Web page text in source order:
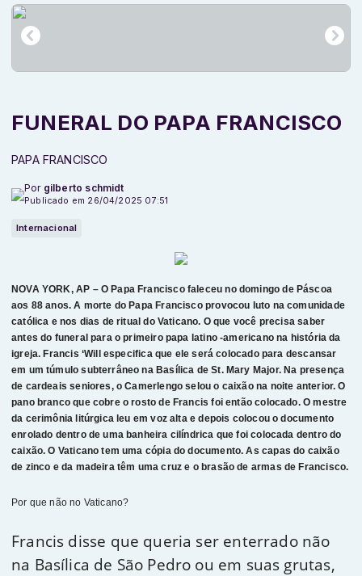
FUNERAL DO PAPA FRANCISCO
PAPA FRANCISCO
Por gilberto schmidt
Publicado em 26/04/2025 07:51
Internacional
NOVA YORK, AP – O Papa Francisco faleceu no domingo de Páscoa
aos 88 anos. A morte do Papa Francisco provocou luto na comunidade
católica e nos dias de ritual do Vaticano. O que você precisa saber
antes do funeral para o primeiro papa latino -americano na história da
igreja. Francis ‘Will especifica que ele será colocado para descansar
em um túmulo subterrâneo na Basílica de St. Mary Major. Na presença
de cardeais seniores, o Camerlengo selou o caixão na noite anterior. O
pano branco que cobre o rosto de Francis foi então colocado. O mestre
da cerimônia litúrgica leu em voz alta e depois colocou o documento
enrolado dentro de uma banheira cilíndrica que foi colocada dentro do
caixão. O Vaticano tem uma cópia do documento. As capas do caixão
de zinco e da madeira têm uma cruz e o brasão de armas de Francisco.
Por que não no Vaticano?
Francis disse que queria ser enterrado não
na Basílica de São Pedro ou em suas grutas,